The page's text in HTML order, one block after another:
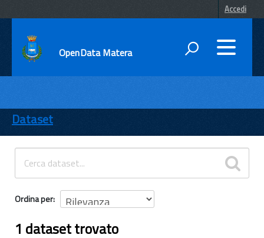
Accedi
OpenData Matera
ENTI
TEMI
INFORMAZIONI
Dataset
Ordina per
1 dataset trovato